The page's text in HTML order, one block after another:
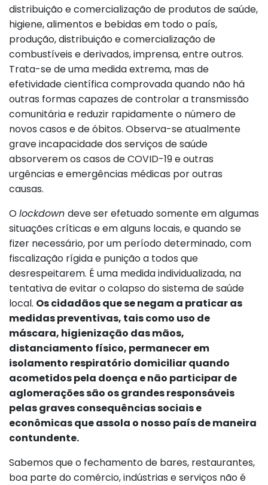
distribuição e comercialização de produtos de saúde,
higiene, alimentos e bebidas em todo o país,
produção, distribuição e comercialização de
combustíveis e derivados, imprensa, entre outros.
Trata-se de uma medida extrema, mas de
efetividade científica comprovada quando não há
outras formas capazes de controlar a transmissão
comunitária e reduzir rapidamente o número de
novos casos e de óbitos. Observa-se atualmente
grave incapacidade dos serviços de saúde
absorverem os casos de COVID-19 e outras
urgências e emergências médicas por outras
causas.
Olockdown deve ser efetuado somente em algumas
situações críticas e em alguns locais, e quando se
fizer necessário, por um período determinado, com
fiscalização rígida e punição a todos que
desrespeitarem. É uma medida individualizada, na
tentativa de evitar o colapso do sistema de saúde
local. Os cidadãos que se negam a praticar as
medidas preventivas, tais como uso de
máscara, higienização das mãos,
distanciamento físico, permanecer em
isolamento respiratório domiciliar quando
acometidos pela doença e não participar de
aglomerações são os grandes responsáveis
pelas graves consequências sociais e
econômicas que assola o nosso país de maneira
contundente.
Sabemos que o fechamento de bares, restaurantes,
boa parte do comércio, indústrias e serviços não é